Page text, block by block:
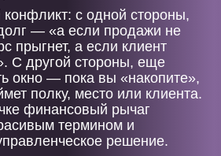
конфликт: с одной стороны,
— «а если продажи не
прыгнет, а если клиент
С другой стороны, еще
окно — пока вы «накопите»,
полку, место или клиента.
финансовый рычаг
термином и
решение.